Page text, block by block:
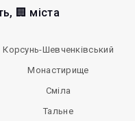
🏢 міста
Корсунь-Шевченківський
Монастирище
Сміла
Тальне